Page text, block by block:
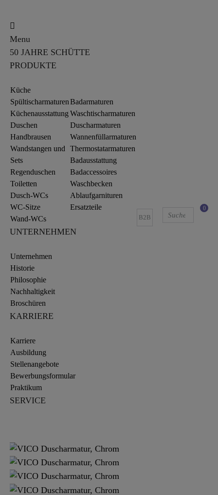
Menu
50 JAHRE SCHÜTTE
PRODUKTE
Küche
Spültischarmaturen
Küchenausstattung
Duschen
Handbrausen
Wandstangen und
Sets
Regenduschen
Toiletten
Dusch-WCs
WC-Sitze
Wand-WCs
Badarmaturen
Waschtischarmaturen
Duscharmaturen
Wannenfüllarmaturen
Thermostatarmaturen
Badausstattung
Badaccessoires
Waschbecken
Ablaufgarnituren
Ersatzteile
UNTERNEHMEN
Unternehmen
Historie
Philosophie
Nachhaltigkeit
Broschüren
KARRIERE
Karriere
Ausbildung
Stellenangebote
Bewerbungsformular
Praktikum
SERVICE
B2B
0